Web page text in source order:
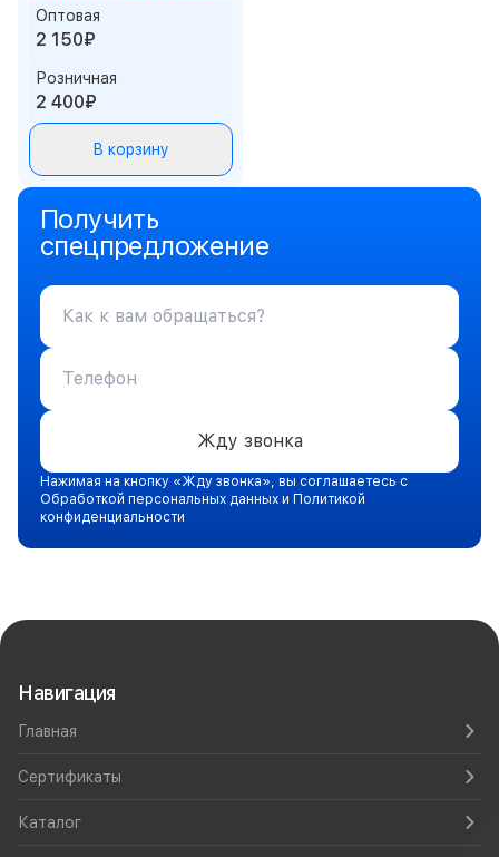
Оптовая
2 150₽
Розничная
2 400₽
В корзину
Получить
спецпредложение
Жду звонка
Нажимая на кнопку «Жду звонка», вы соглашаетесь с
Обработкой персональных данных и Политикой
конфиденциальности
Навигация
Главная
Сертификаты
Каталог